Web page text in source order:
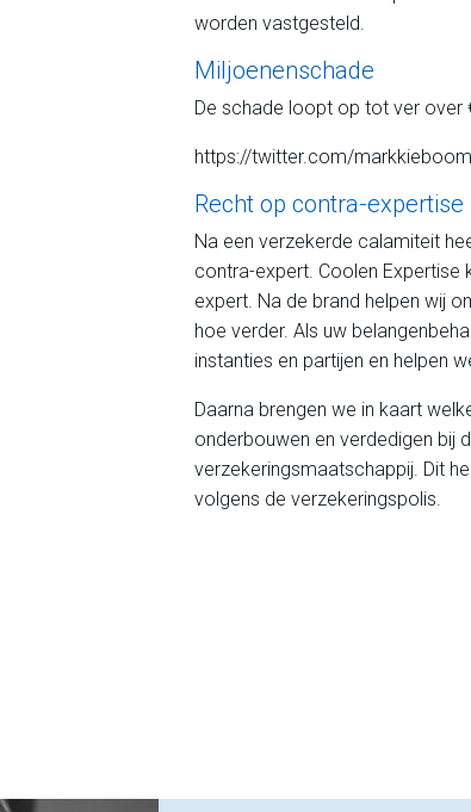
worden vastgesteld.
Miljoenenschade
De schade loopt op tot ver over
https://twitter.com/
Recht op contra-expertise
Na een verzekerde calamiteit
contra-expert. Coolen Expertise
expert. Na de brand helpen wij
hoe verder. Als uw
instanties en partijen en helpen
Daarna brengen we in kaart
onderbouwen en verdedigen bij
verzekeringsmaatschappij. Dit
volgens de verzekeringspolis.